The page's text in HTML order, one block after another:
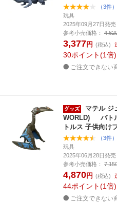
（3件）
玩具
2025年09月27日発売
参考小売価格：
3,377円 (税込)
30ポイント 1倍
ご注文できない
マテル ジ
WORLD) バト
トルス 子供向け
（3件）
玩具
2025年06月28日発売
参考小売価格：
4,870円 (税込)
44ポイント 1倍
ご注文できない